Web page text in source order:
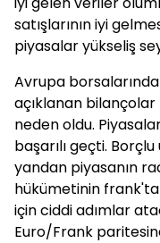
satışlarının iyi
piyasalar yükseliş
Avrupa
açıklanan bilançolar
neden oldu.
başarılı geçti.
yandan piyasanın
hükümetinin
için ciddi adımlar
Euro/Frank